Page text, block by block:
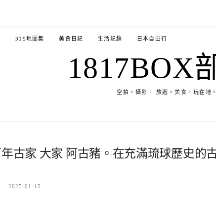
319地圖集 美食日記 生活記趣 日本自由行
1817BOX
空拍。攝影。 旅遊。美食。玩在地
年古家 大家 阿古豬。在充滿琉球歷史的
2025-01-15